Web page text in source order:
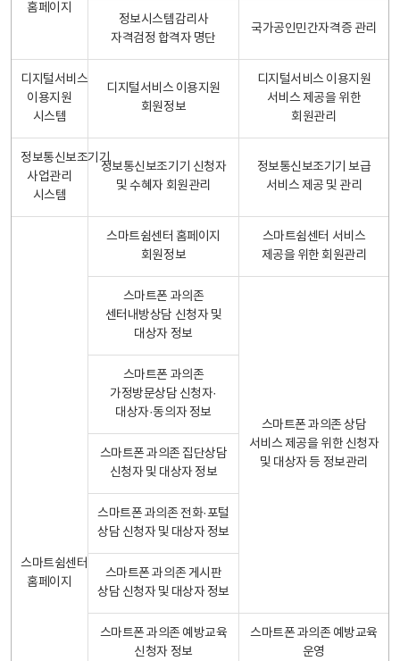
홈페이지
정보시스템감리사
자격검정 합격자 명단
국가공인민간자격증 관리
디지털서비스
이용지원
시스템
디지털서비스 이용지원
회원정보
디지털서비스 이용지원
서비스 제공을 위한
회원관리
정보통신보조기기
사업관리
시스템
정보통신보조기기 신청자
및 수혜자 회원관리
정보통신보조기기 보급
서비스 제공 및 관리
스마트쉼센터
홈페이지
스마트쉼센터 홈페이지
회원정보
스마트쉼센터 서비스
제공을 위한 회원관리
스마트폰 과의존
센터내방상담 신청자 및
대상자 정보
스마트폰 과의존 상담
서비스 제공을 위한 신청자
및 대상자 등 정보관리
스마트폰 과의존
가정방문상담 신청자·
대상자·동의자 정보
스마트폰 과의존 집단상담
신청자 및 대상자 정보
스마트폰 과의존 전화·포털
상담 신청자 및 대상자 정보
스마트폰 과의존 게시판
상담 신청자 및 대상자 정보
스마트폰 과의존 예방교육
신청자 정보
스마트폰 과의존 예방교육
운영